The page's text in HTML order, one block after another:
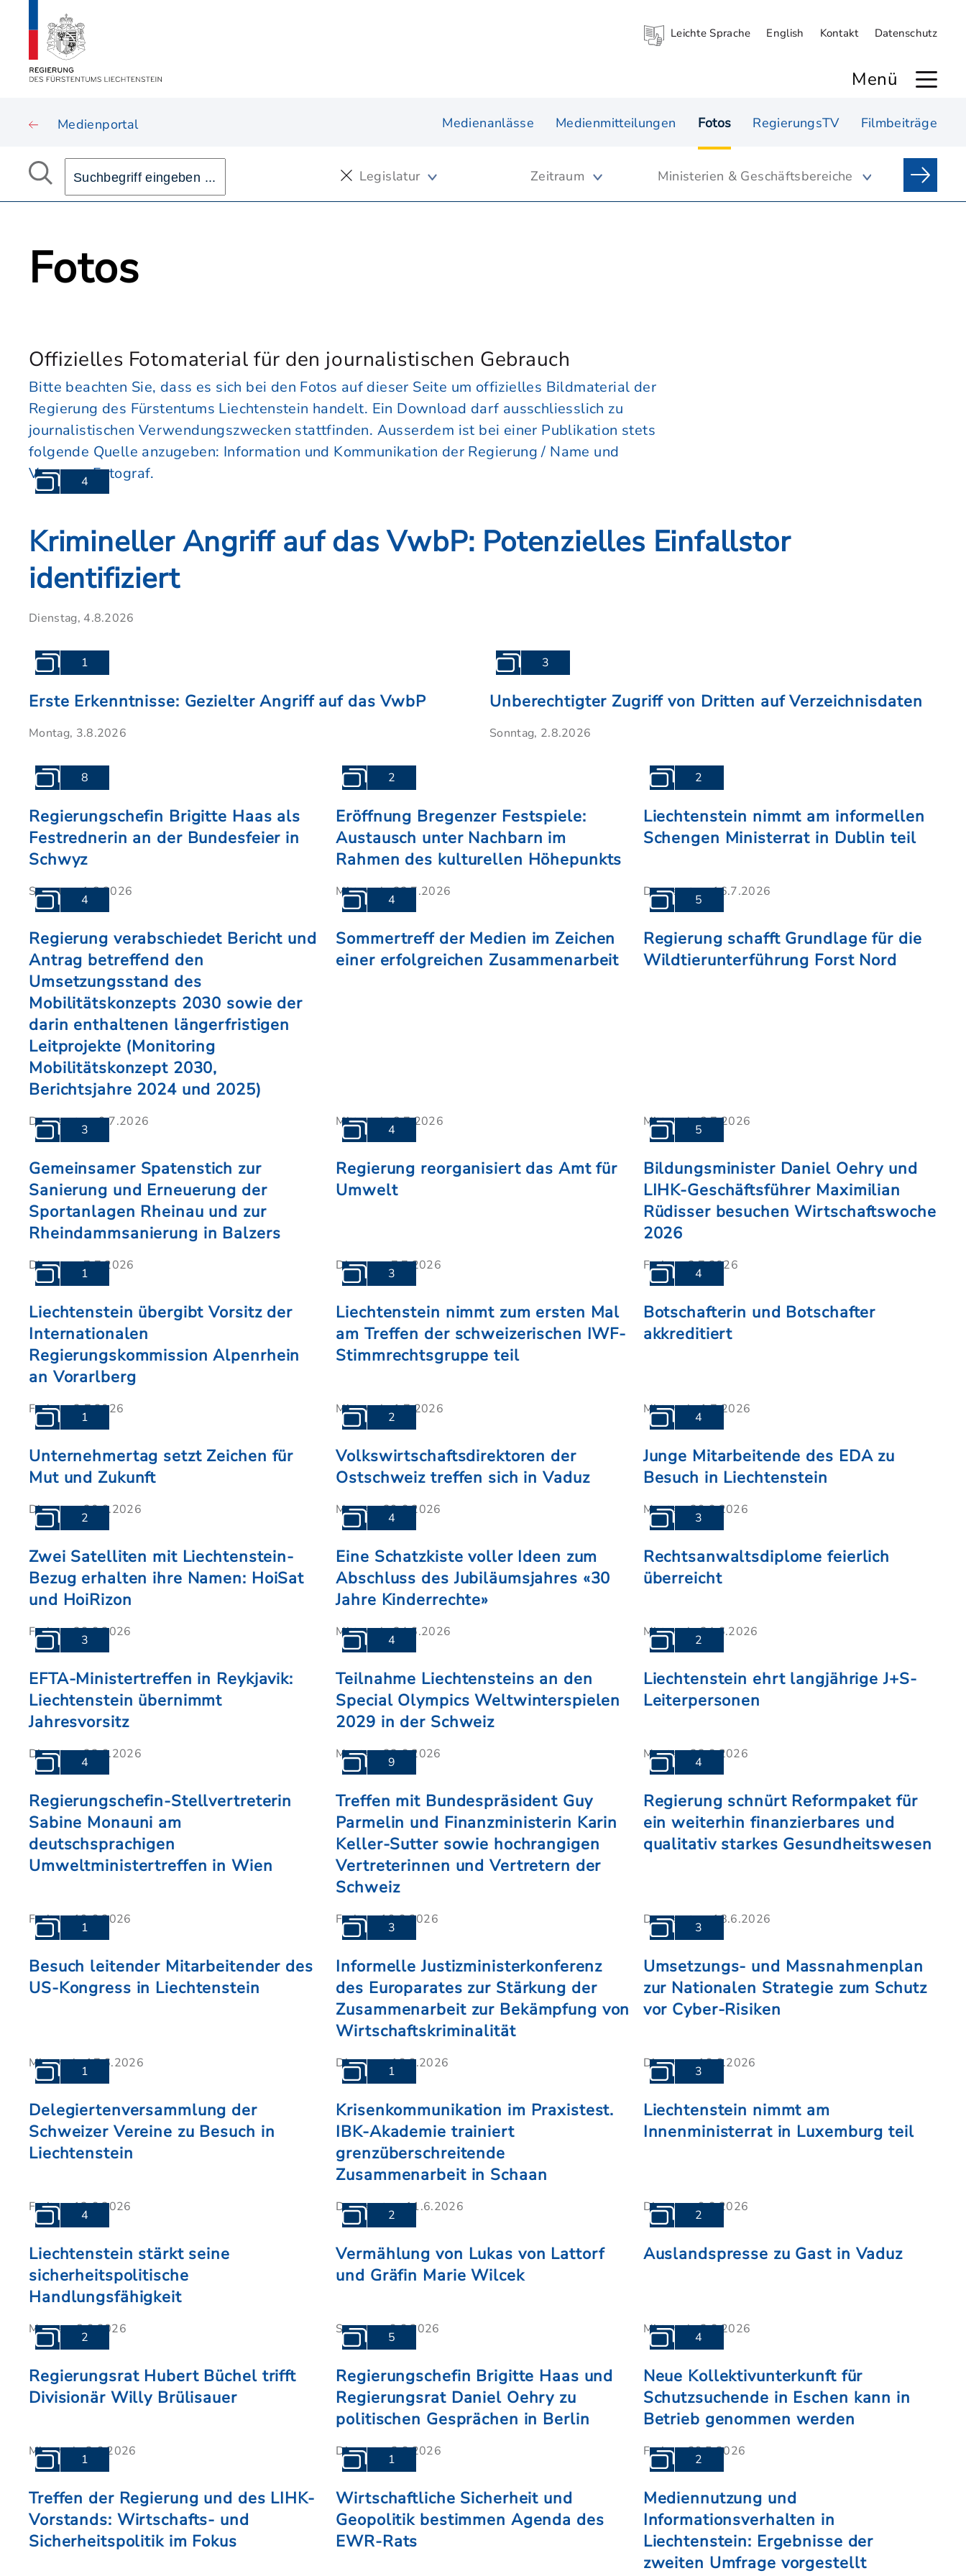
Leichte Sprache English Kontakt Datenschutz
Menü
Medienportal Medienanlässe Medienmitteilungen Fotos RegierungsTV Filmbeiträge
Legislatur Zeitraum Ministerien & Geschäftsbereiche
Fotos
Offizielles Fotomaterial für den journalistischen Gebrauch
Bitte beachten Sie, dass es sich bei den Fotos auf dieser Seite um offizielles Bildmaterial der
Regierung des Fürstentums Liechtenstein handelt. Ein Download darf ausschliesslich zu
journalistischen Verwendungszwecken stattfinden. Ausserdem ist bei einer Publikation stets
folgende Quelle anzugeben: Information und Kommunikation der Regierung / Name und
Vorname Fotograf.
Krimineller Angriff auf das VwbP: Potenzielles Einfallstor
identifiziert
Dienstag, 4.8.2026
4
Erste Erkenntnisse: Gezielter Angriff auf das VwbP
Montag, 3.8.2026
1
Unberechtigter Zugriff von Dritten auf Verzeichnisdaten
Sonntag, 2.8.2026
3
Regierungschefin Brigitte Haas als
Festrednerin an der Bundesfeier in
Schwyz
Samstag, 1.8.2026
8
Eröffnung Bregenzer Festspiele:
Austausch unter Nachbarn im
Rahmen des kulturellen Höhepunkts
Mittwoch, 22.7.2026
2
Liechtenstein nimmt am informellen
Schengen Ministerrat in Dublin teil
Donnerstag, 16.7.2026
2
Regierung verabschiedet Bericht und
Antrag betreffend den
Umsetzungsstand des
Mobilitätskonzepts 2030 sowie der
darin enthaltenen längerfristigen
Leitprojekte (Monitoring
Mobilitätskonzept 2030,
Berichtsjahre 2024 und 2025)
Donnerstag, 9.7.2026
4
Sommertreff der Medien im Zeichen
einer erfolgreichen Zusammenarbeit
Mittwoch, 8.7.2026
4
Regierung schafft Grundlage für die
Wildtierunterführung Forst Nord
Mittwoch, 8.7.2026
5
Gemeinsamer Spatenstich zur
Sanierung und Erneuerung der
Sportanlagen Rheinau und zur
Rheindammsanierung in Balzers
Dienstag, 7.7.2026
3
Regierung reorganisiert das Amt für
Umwelt
Dienstag, 7.7.2026
4
Bildungsminister Daniel Oehry und
LIHK-Geschäftsführer Maximilian
Rüdisser besuchen Wirtschaftswoche
2026
Freitag, 3.7.2026
5
Liechtenstein übergibt Vorsitz der
Internationalen
Regierungskommission Alpenrhein
an Vorarlberg
Freitag, 3.7.2026
1
Liechtenstein nimmt zum ersten Mal
am Treffen der schweizerischen IWF-
Stimmrechtsgruppe teil
Mittwoch, 1.7.2026
3
Botschafterin und Botschafter
akkreditiert
Mittwoch, 1.7.2026
4
Unternehmertag setzt Zeichen für
Mut und Zukunft
Dienstag, 30.6.2026
1
Volkswirtschaftsdirektoren der
Ostschweiz treffen sich in Vaduz
Montag, 29.6.2026
2
Junge Mitarbeitende des EDA zu
Besuch in Liechtenstein
Montag, 29.6.2026
4
Zwei Satelliten mit Liechtenstein-
Bezug erhalten ihre Namen: HoiSat
und HoiRizon
Freitag, 26.6.2026
2
Eine Schatzkiste voller Ideen zum
Abschluss des Jubiläumsjahres «30
Jahre Kinderrechte»
Mittwoch, 24.6.2026
4
Rechtsanwaltsdiplome feierlich
überreicht
Mittwoch, 24.6.2026
3
EFTA-Ministertreffen in Reykjavik:
Liechtenstein übernimmt
Jahresvorsitz
Dienstag, 23.6.2026
3
Teilnahme Liechtensteins an den
Special Olympics Weltwinterspielen
2029 in der Schweiz
Montag, 22.6.2026
4
Liechtenstein ehrt langjährige J+S-
Leiterpersonen
Montag, 22.6.2026
2
Regierungschefin-Stellvertreterin
Sabine Monauni am
deutschsprachigen
Umweltministertreffen in Wien
Freitag, 19.6.2026
4
Treffen mit Bundespräsident Guy
Parmelin und Finanzministerin Karin
Keller-Sutter sowie hochrangigen
Vertreterinnen und Vertretern der
Schweiz
Freitag, 19.6.2026
9
Regierung schnürt Reformpaket für
ein weiterhin finanzierbares und
qualitativ starkes Gesundheitswesen
Donnerstag, 18.6.2026
4
Besuch leitender Mitarbeitender des
US-Kongress in Liechtenstein
Mittwoch, 17.6.2026
1
Informelle Justizministerkonferenz
des Europarates zur Stärkung der
Zusammenarbeit zur Bekämpfung von
Wirtschaftskriminalität
Dienstag, 16.6.2026
3
Umsetzungs- und Massnahmenplan
zur Nationalen Strategie zum Schutz
vor Cyber-Risiken
Dienstag, 16.6.2026
3
Delegiertenversammlung der
Schweizer Vereine zu Besuch in
Liechtenstein
Freitag, 12.6.2026
1
Krisenkommunikation im Praxistest.
IBK-Akademie trainiert
grenzüberschreitende
Zusammenarbeit in Schaan
Donnerstag, 11.6.2026
1
Liechtenstein nimmt am
Innenministerrat in Luxemburg teil
Dienstag, 9.6.2026
3
Liechtenstein stärkt seine
sicherheitspolitische
Handlungsfähigkeit
Montag, 8.6.2026
4
Vermählung von Lukas von Lattorf
und Gräfin Marie Wilcek
Samstag, 6.6.2026
2
Auslandspresse zu Gast in Vaduz
Mittwoch, 3.6.2026
2
Regierungsrat Hubert Büchel trifft
Divisionär Willy Brülisauer
Mittwoch, 3.6.2026
2
Regierungschefin Brigitte Haas und
Regierungsrat Daniel Oehry zu
politischen Gesprächen in Berlin
Dienstag, 2.6.2026
5
Neue Kollektivunterkunft für
Schutzsuchende in Eschen kann in
Betrieb genommen werden
Freitag, 29.5.2026
4
Treffen der Regierung und des LIHK-
Vorstands: Wirtschafts- und
Sicherheitspolitik im Fokus
1
Wirtschaftliche Sicherheit und
Geopolitik bestimmen Agenda des
EWR-Rats
1
Mediennutzung und
Informationsverhalten in
Liechtenstein: Ergebnisse der
zweiten Umfrage vorgestellt
2